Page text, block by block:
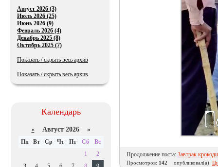
Продолжение поста: Завтрак
Просмотров: 142 опубликовал(а):
Август 2026 (3)
Июль 2026 (25)
Июнь 2026 (9)
Февраль 2026 (4)
Декабрь 2025 (8)
Октябрь 2025 (7)
Показать / скрыть весь архив
Показать / скрыть весь архив
Календарь
«Август 2026 »
Пн Вт Ср Чт Пт Сб
Вс
1
2